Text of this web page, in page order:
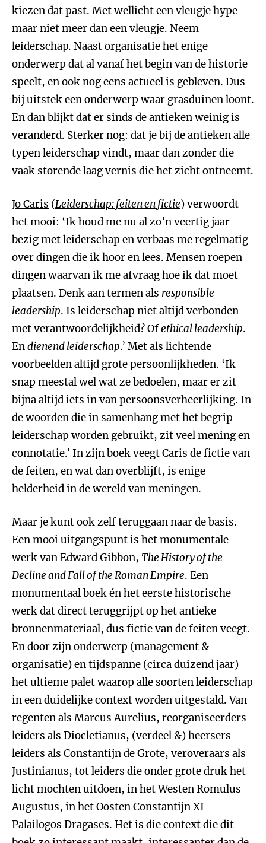
kiezen dat past. Met wellicht een vleugje hype
maar niet meer dan een vleugje. Neem
leiderschap. Naast organisatie het enige
onderwerp dat al vanaf het begin van de historie
speelt, en ook nog eens actueel is gebleven. Dus
bij uitstek een onderwerp waar grasduinen loont.
En dan blijkt dat er sinds de antieken weinig is
veranderd. Sterker nog: dat je bij de antieken alle
typen leiderschap vindt, maar dan zonder die
vaak storende laag vernis die het zicht ontneemt.
Jo Caris (Leiderschap: feiten en fictie) verwoordt
het mooi: ‘Ik houd me nu al zo’n veertig jaar
bezig met leiderschap en verbaas me regelmatig
over dingen die ik hoor en lees. Mensen roepen
dingen waarvan ik me afvraag hoe ik dat moet
plaatsen. Denk aan termen als responsible
leadership. Is leiderschap niet altijd verbonden
met verantwoordelijkheid? Ofethical leadership.
Endienend leiderschap.’ Met als lichtende
voorbeelden altijd grote persoonlijkheden. ‘Ik
snap meestal wel wat ze bedoelen, maar er zit
bijna altijd iets in van persoonsverheerlijking. In
de woorden die in samenhang met het begrip
leiderschap worden gebruikt, zit veel mening en
connotatie.’ In zijn boek veegt Caris de fictie van
de feiten, en wat dan overblijft, is enige
helderheid in de wereld van meningen.
Maar je kunt ook zelf teruggaan naar de basis.
Een mooi uitgangspunt is het monumentale
werk van Edward Gibbon, The History of the
Decline and Fall of the Roman Empire. Een
monumentaal boek én het eerste historische
werk dat direct teruggrijpt op het antieke
bronnenmateriaal, dus fictie van de feiten veegt.
En door zijn onderwerp (management &
organisatie) en tijdspanne (circa duizend jaar)
het ultieme palet waarop alle soorten leiderschap
in een duidelijke context worden uitgestald. Van
regenten als Marcus Aurelius, reorganiseerders
leiders als Diocletianus, (verdeel &) heersers
leiders als Constantijn de Grote, veroveraars als
Justinianus, tot leiders die onder grote druk het
licht mochten uitdoen, in het Westen Romulus
Augustus, in het Oosten Constantijn XI
Palailogos Dragases. Het is die context die dit